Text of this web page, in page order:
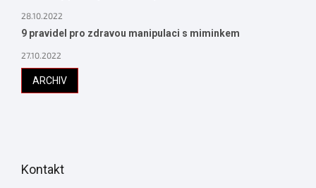
28.10.2022
9 pravidel pro zdravou manipulaci s miminkem
27.10.2022
ARCHIV
Kontakt